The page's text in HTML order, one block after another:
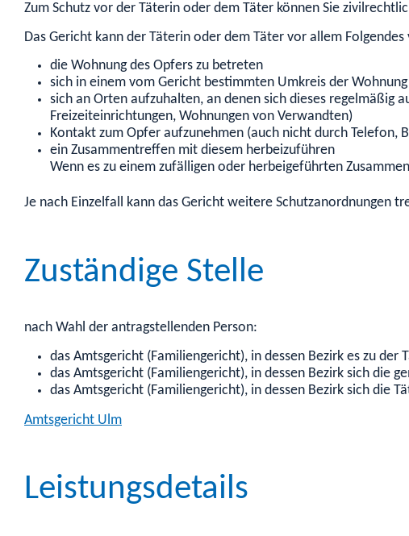
Zum Schutz vor der Täterin oder dem Täter können Sie
Das Gericht kann der Täterin oder dem Täter vor allem
die Wohnung des Opfers zu betreten
sich in einem vom Gericht bestimmten Umkreis der
sich an Orten aufzuhalten, an denen sich dieses regelmäßig
Freizeiteinrichtungen, Wohnungen von Verwandten)
Kontakt zum Opfer aufzunehmen (auch nicht durch Telefon,
ein Zusammentreffen mit diesem herbeizuführen
Wenn es zu einem zufälligen oder herbeigeführten
Je nach Einzelfall kann das Gericht weitere Schutzanordnungen
Zuständige Stelle
nach Wahl der antragstellenden Person:
das Amtsgericht (Familiengericht), in dessen Bezirk es zu der
das Amtsgericht (Familiengericht), in dessen Bezirk sich die
das Amtsgericht (Familiengericht), in dessen Bezirk sich die
Amtsgericht Ulm
Leistungsdetails